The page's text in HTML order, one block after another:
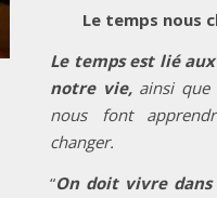
Le temps nous
Le temps est lié
notre vie, ainsi que
nous font
changer.
“On doit vivre